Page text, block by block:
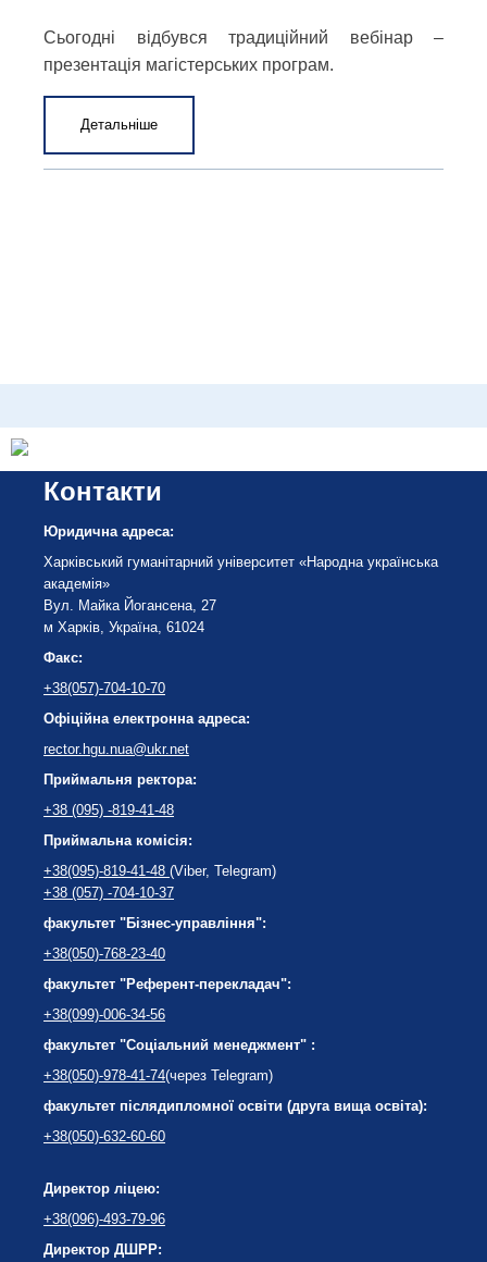
Сьогодні відбувся традиційний вебінар –
презентація магістерських програм.
Детальніше
Контакти
Юридична адреса:
Харківський гуманітарний університет «Народна українська
академія»
Вул. Майка Йогансена, 27
м Харків, Україна, 61024
Факс:
+38(057)-704-10-70
Офіційна електронна адреса:
rector.hgu.nua@ukr.net
Приймальня ректора:
+38 (095) -819-41-48
Приймальна комісія:
+38(095)-819-41-48 (Viber, Telegram)
+38 (057) -704-10-37
факультет "Бізнес-управління":
+38(050)-768-23-40
факультет "Референт-перекладач":
+38(099)-006-34-56
факультет "Соціальний менеджмент" :
+38(050)-978-41-74(через Telegram)
факультет післядипломної освіти (друга вища освіта):
+38(050)-632-60-60
Директор ліцею:
+38(096)-493-79-96
Директор ДШРР: